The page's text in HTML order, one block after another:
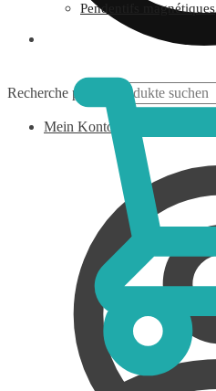
Recherche pour :
Mein Konto
Pendentifs magnétiques